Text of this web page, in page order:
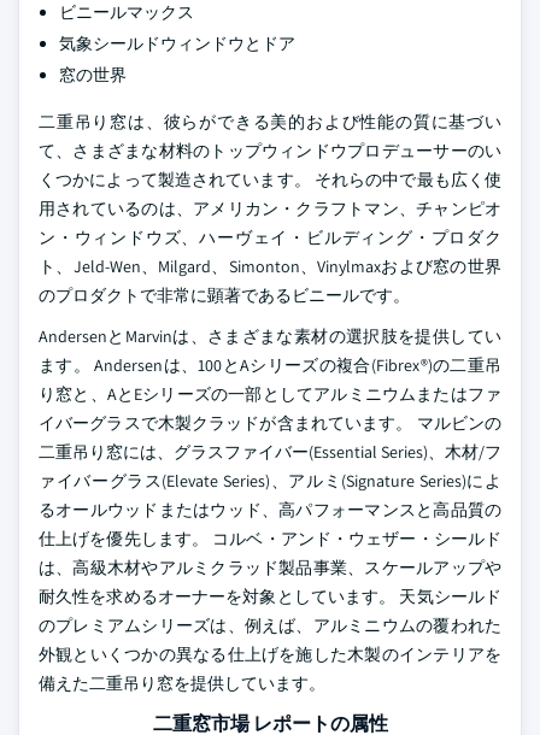
ビニールマックス
気象シールドウィンドウとドア
窓の世界
二重吊り窓は、彼らができる美的および性能の質に基づい
て、さまざまな材料のトップウィンドウプロデューサーのい
くつかによって製造されています。 それらの中で最も広く使
用されているのは、アメリカン・クラフトマン、チャンピオ
ン・ウィンドウズ、ハーヴェイ・ビルディング・プロダク
ト、Jeld-Wen、Milgard、Simonton、Vinylmaxおよび窓の世界
のプロダクトで非常に顕著であるビニールです。
AndersenとMarvinは、さまざまな素材の選択肢を提供してい
ます。 Andersenは、100とAシリーズの複合(Fibrex®)の二重吊
り窓と、AとEシリーズの一部としてアルミニウムまたはファ
イバーグラスで木製クラッドが含まれています。 マルビンの
二重吊り窓には、グラスファイバー(Essential Series)、木材/フ
ァイバーグラス(Elevate Series)、アルミ(Signature Series)によ
るオールウッドまたはウッド、高パフォーマンスと高品質の
仕上げを優先します。
コルベ・アンド・ウェザー・シールド
は、高級木材やアルミクラッド製品事業、スケールアップや
耐久性を求めるオーナーを対象としています。 天気シールド
のプレミアムシリーズは、例えば、アルミニウムの覆われた
外観といくつかの異なる仕上げを施した木製のインテリアを
備えた二重吊り窓を提供しています。
二重窓市場 レポートの属性